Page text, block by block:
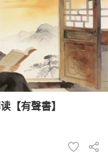
【有聲書】